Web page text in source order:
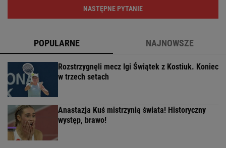
NASTĘPNE PYTANIE
POPULARNE NAJNOWSZE
Rozstrzygnęli mecz Igi Świątek z Kostiuk. Koniec
w trzech setach
Anastazja Kuś mistrzynią świata! Historyczny
występ, brawo!